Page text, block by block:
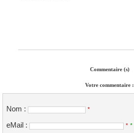
Commentaire (s)
Votre commentaire :
Nom : *
eMail : * *